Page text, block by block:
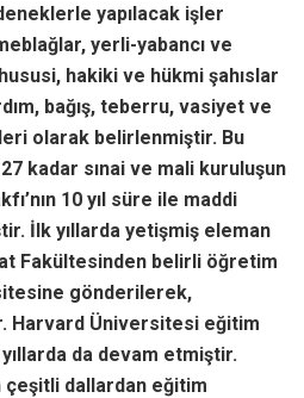
yapılacak işler
yerli-yabancı ve
hakiki ve hükmi şahıslar
bağış, teberru, vasiyet ve
olarak belirlenmiştir. Bu
kadar sınai ve mali kuruluşun
10 yıl süre ile maddi
İlk yıllarda yetişmiş eleman
Fakültesinden belirli öğretim
gönderilerek,
Harvard Üniversitesi eğitim
da devam etmiştir.
çeşitli dallardan eğitim